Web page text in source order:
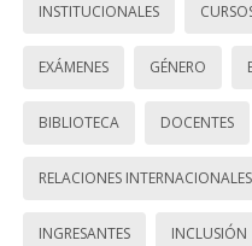
INSTITUCIONALES
EXÁMENES GÉNERO
BIBLIOTECA DOCENTES
RELACIONES INTERNACIONALES
INGRESANTES INCLUSIÓN